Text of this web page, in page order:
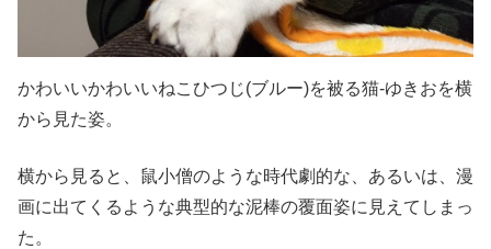
かわいいかわいいねこひつじ(ブルー)を被る猫-ゆきおを横
から見た姿。
横から見ると、鼠小僧のような時代劇的な、あるいは、漫
画に出てくるような典型的な泥棒の覆面姿に見えてしまっ
た。